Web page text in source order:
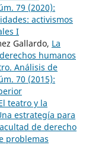
79 (2020):
activismos
I
Gallardo, La
humanos
Análisis de
70 (2015):
teatro y la
estrategía para
de derecho
problemas